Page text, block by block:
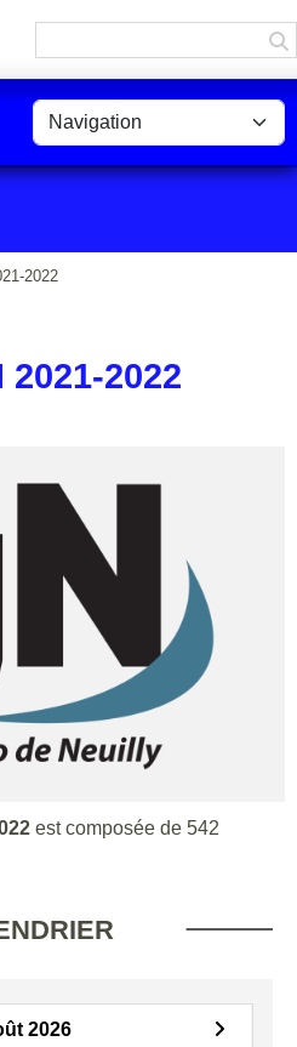
2022
2021-2022
est composée de 542
2026